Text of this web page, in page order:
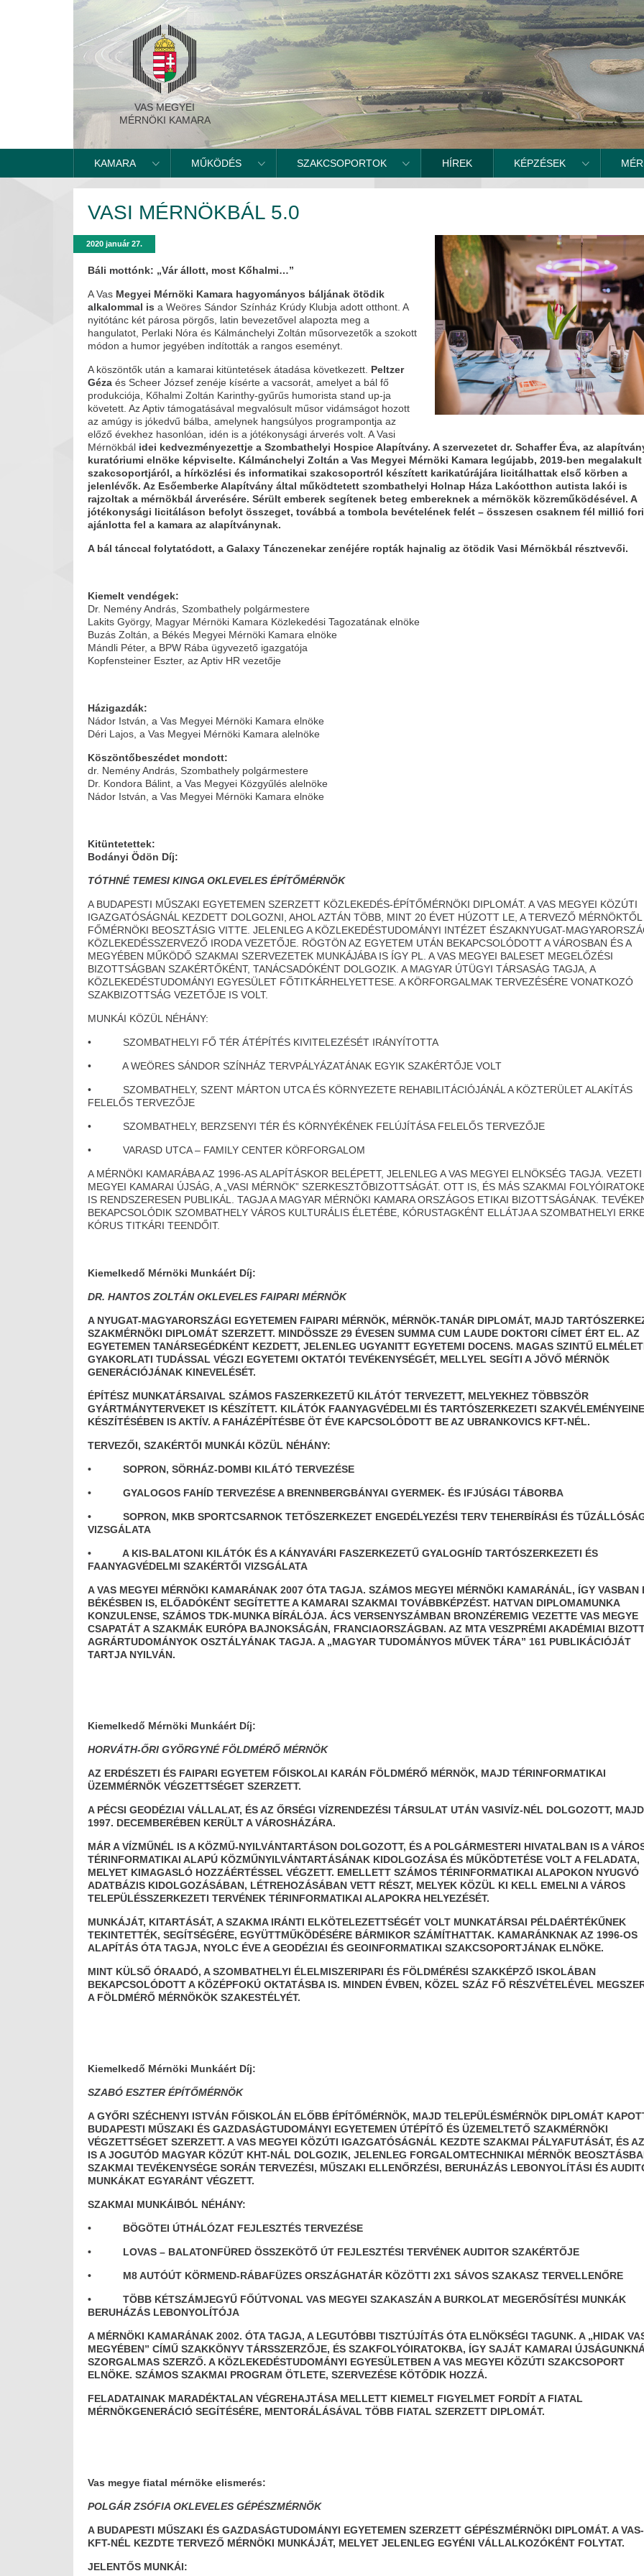
VAS MEGYEI
MÉRNÖKI KAMARA
KAMARA MŰKÖDÉS SZAKCSOPORTOK HÍREK KÉPZÉSEK
VASI MÉRNÖKBÁL 5.0
2020 január 27.
Báli mottónk: „Vár állott, most Kőhalmi…”
A Vas Megyei Mérnöki Kamara hagyományos báljának ötödik
alkalommal is a Weöres Sándor Színház Krúdy Klubja adott otthont. A
nyitótánc két párosa pörgős, latin bevezetővel alapozta meg a
hangulatot, Perlaki Nóra és Kálmánchelyi Zoltán műsorvezetők a szokott
módon a humor jegyében indították a rangos eseményt.
A köszöntők után a kamarai kitüntetések átadása következett. Peltzer
Géza és Scheer József zenéje kísérte a vacsorát, amelyet a bál fő
produkciója, Kőhalmi Zoltán Karinthy-gyűrűs humorista stand up-ja
követett. Az Aptiv támogatásával megvalósult műsor vidámságot hozott
az amúgy is jókedvű bálba, amelynek hangsúlyos programpontja az
előző évekhez hasonlóan, idén is a jótékonysági árverés volt. A Vasi
Mérnökbál idei kedvezményezettje a Szombathelyi Hospice Alapítvány. A szervezetet dr. Schaffer Éva, az
kuratóriumi elnöke képviselte. Kálmánchelyi Zoltán a Vas Megyei Mérnöki Kamara legújabb, 2019-ben megalakult
szakcsoportjáról, a hírközlési és informatikai szakcsoportról készített karikatúrájára licitálhattak első körben a
jelenlévők. Az Esőemberke Alapítvány által működtetett szombathelyi Holnap Háza Lakóotthon autista lakói is
rajzoltak a mérnökbál árverésére. Sérült emberek segítenek beteg embereknek a mérnökök közreműködésével. A
jótékonysági licitáláson befolyt összeget, továbbá a tombola bevételének felét – összesen csaknem fél millió
ajánlotta fel a kamara az alapítványnak.
A bál tánccal folytatódott, a Galaxy Tánczenekar zenéjére ropták hajnalig az ötödik Vasi Mérnökbál résztvevői.
Kiemelt vendégek:
Dr. Nemény András, Szombathely polgármestere
Lakits György, Magyar Mérnöki Kamara Közlekedési Tagozatának elnöke
Buzás Zoltán, a Békés Megyei Mérnöki Kamara elnöke
Mándli Péter, a BPW Rába ügyvezető igazgatója
Kopfensteiner Eszter, az Aptiv HR vezetője
Házigazdák:
Nádor István, a Vas Megyei Mérnöki Kamara elnöke
Déri Lajos, a Vas Megyei Mérnöki Kamara alelnöke
Köszöntőbeszédet mondott:
dr. Nemény András, Szombathely polgármestere
Dr. Kondora Bálint, a Vas Megyei Közgyűlés alelnöke
Nádor István, a Vas Megyei Mérnöki Kamara elnöke
Kitüntetettek:
Bodányi Ödön Díj:
TÓTHNÉ TEMESI KINGA OKLEVELES ÉPÍTŐMÉRNÖK
A BUDAPESTI MŰSZAKI EGYETEMEN SZERZETT KÖZLEKEDÉS-ÉPÍTŐMÉRNÖKI DIPLOMÁT. A VAS MEGYEI KÖZÚTI
IGAZGATÓSÁGNÁL KEZDETT DOLGOZNI, AHOL AZTÁN TÖBB, MINT 20 ÉVET HÚZOTT LE, A TERVEZŐ MÉRNÖKTŐL
FŐMÉRNÖKI BEOSZTÁSIG VITTE. JELENLEG A KÖZLEKEDÉSTUDOMÁNYI INTÉZET ÉSZAKNYUGAT-
KÖZLEKEDÉSSZERVEZŐ IRODA VEZETŐJE. RÖGTÖN AZ EGYETEM UTÁN BEKAPCSOLÓDOTT A VÁROSBAN ÉS A
MEGYÉBEN MŰKÖDŐ SZAKMAI SZERVEZETEK MUNKÁJÁBA IS ÍGY PL. A VAS MEGYEI BALESET MEGELŐZÉSI
BIZOTTSÁGBAN SZAKÉRTŐKÉNT, TANÁCSADÓKÉNT DOLGOZIK. A MAGYAR ÚTÜGYI TÁRSASÁG TAGJA, A
KÖZLEKEDÉSTUDOMÁNYI EGYESÜLET FŐTITKÁRHELYETTESE. A KÖRFORGALMAK TERVEZÉSÉRE VONATKOZÓ
SZAKBIZOTTSÁG VEZETŐJE IS VOLT.
MUNKÁI KÖZÜL NÉHÁNY:
• SZOMBATHELYI FŐ TÉR ÁTÉPÍTÉS KIVITELEZÉSÉT IRÁNYÍTOTTA
• A WEÖRES SÁNDOR SZÍNHÁZ TERVPÁLYÁZATÁNAK EGYIK SZAKÉRTŐJE VOLT
• SZOMBATHELY, SZENT MÁRTON UTCA ÉS KÖRNYEZETE REHABILITÁCIÓJÁNÁL A KÖZTERÜLET ALAKÍTÁS
FELELŐS TERVEZŐJE
• SZOMBATHELY, BERZSENYI TÉR ÉS KÖRNYÉKÉNEK FELÚJÍTÁSA FELELŐS TERVEZŐJE
• VARASD UTCA – FAMILY CENTER KÖRFORGALOM
A MÉRNÖKI KAMARÁBA AZ 1996-AS ALAPÍTÁSKOR BELÉPETT, JELENLEG A VAS MEGYEI ELNÖKSÉG TAGJA. VEZETI
MEGYEI KAMARAI ÚJSÁG, A „VASI MÉRNÖK” SZERKESZTŐBIZOTTSÁGÁT. OTT IS, ÉS MÁS SZAKMAI
IS RENDSZERESEN PUBLIKÁL. TAGJA A MAGYAR MÉRNÖKI KAMARA ORSZÁGOS ETIKAI BIZOTTSÁGÁNAK.
BEKAPCSOLÓDIK SZOMBATHELY VÁROS KULTURÁLIS ÉLETÉBE, KÓRUSTAGKÉNT ELLÁTJA A SZOMBATHELYI
KÓRUS TITKÁRI TEENDŐIT.
Kiemelkedő Mérnöki Munkáért Díj:
DR. HANTOS ZOLTÁN OKLEVELES FAIPARI MÉRNÖK
A NYUGAT-MAGYARORSZÁGI EGYETEMEN FAIPARI MÉRNÖK, MÉRNÖK-TANÁR DIPLOMÁT, MAJD
SZAKMÉRNÖKI DIPLOMÁT SZERZETT. MINDÖSSZE 29 ÉVESEN SUMMA CUM LAUDE DOKTORI CÍMET ÉRT EL. AZ
EGYETEMEN TANÁRSEGÉDKÉNT KEZDETT, JELENLEG UGYANITT EGYETEMI DOCENS. MAGAS SZINTŰ
GYAKORLATI TUDÁSSAL VÉGZI EGYETEMI OKTATÓI TEVÉKENYSÉGÉT, MELLYEL SEGÍTI A JÖVŐ MÉRNÖK
GENERÁCIÓJÁNAK KINEVELÉSÉT.
ÉPÍTÉSZ MUNKATÁRSAIVAL SZÁMOS FASZERKEZETŰ KILÁTÓT TERVEZETT, MELYEKHEZ TÖBBSZÖR
GYÁRTMÁNYTERVEKET IS KÉSZÍTETT. KILÁTÓK FAANYAGVÉDELMI ÉS TARTÓSZERKEZETI
KÉSZÍTÉSÉBEN IS AKTÍV. A FAHÁZÉPÍTÉSBE ÖT ÉVE KAPCSOLÓDOTT BE AZ UBRANKOVICS KFT-NÉL.
TERVEZŐI, SZAKÉRTŐI MUNKÁI KÖZÜL NÉHÁNY:
• SOPRON, SÖRHÁZ-DOMBI KILÁTÓ TERVEZÉSE
• GYALOGOS FAHÍD TERVEZÉSE A BRENNBERGBÁNYAI GYERMEK- ÉS IFJÚSÁGI TÁBORBA
• SOPRON, MKB SPORTCSARNOK TETŐSZERKEZET ENGEDÉLYEZÉSI TERV TEHERBÍRÁSI ÉS
VIZSGÁLATA
• A KIS-BALATONI KILÁTÓK ÉS A KÁNYAVÁRI FASZERKEZETŰ GYALOGHÍD TARTÓSZERKEZETI ÉS
FAANYAGVÉDELMI SZAKÉRTŐI VIZSGÁLATA
A VAS MEGYEI MÉRNÖKI KAMARÁNAK 2007 ÓTA TAGJA. SZÁMOS MEGYEI MÉRNÖKI KAMARÁNÁL, ÍGY VASBAN
BÉKÉSBEN IS, ELŐADÓKÉNT SEGÍTETTE A KAMARAI SZAKMAI TOVÁBBKÉPZÉST. HATVAN DIPLOMAMUNKA
KONZULENSE, SZÁMOS TDK-MUNKA BÍRÁLÓJA. ÁCS VERSENYSZÁMBAN BRONZÉREMIG VEZETTE VAS MEGYE
CSAPATÁT A SZAKMÁK EURÓPA BAJNOKSÁGÁN, FRANCIAORSZÁGBAN. AZ MTA VESZPRÉMI AKADÉMIAI
AGRÁRTUDOMÁNYOK OSZTÁLYÁNAK TAGJA. A „MAGYAR TUDOMÁNYOS MŰVEK TÁRA” 161 PUBLIKÁCIÓJÁT
TARTJA NYILVÁN.
Kiemelkedő Mérnöki Munkáért Díj:
HORVÁTH-ŐRI GYÖRGYNÉ FÖLDMÉRŐ MÉRNÖK
AZ ERDÉSZETI ÉS FAIPARI EGYETEM FŐISKOLAI KARÁN FÖLDMÉRŐ MÉRNÖK, MAJD TÉRINFORMATIKAI
ÜZEMMÉRNÖK VÉGZETTSÉGET SZERZETT.
A PÉCSI GEODÉZIAI VÁLLALAT, ÉS AZ ŐRSÉGI VÍZRENDEZÉSI TÁRSULAT UTÁN VASIVÍZ-NÉL DOLGOZOTT, MAJD
1997. DECEMBERÉBEN KERÜLT A VÁROSHÁZÁRA.
MÁR A VÍZMŰNÉL IS A KÖZMŰ-NYILVÁNTARTÁSON DOLGOZOTT, ÉS A POLGÁRMESTERI HIVATALBAN IS A
TÉRINFORMATIKAI ALAPÚ KÖZMŰNYILVÁNTARTÁSÁNAK KIDOLGOZÁSA ÉS MŰKÖDTETÉSE VOLT A FELADATA,
MELYET KIMAGASLÓ HOZZÁÉRTÉSSEL VÉGZETT. EMELLETT SZÁMOS TÉRINFORMATIKAI ALAPOKON NYUGVÓ
ADATBÁZIS KIDOLGOZÁSÁBAN, LÉTREHOZÁSÁBAN VETT RÉSZT, MELYEK KÖZÜL KI KELL EMELNI A VÁROS
TELEPÜLÉSSZERKEZETI TERVÉNEK TÉRINFORMATIKAI ALAPOKRA HELYEZÉSÉT.
MUNKÁJÁT, KITARTÁSÁT, A SZAKMA IRÁNTI ELKÖTELEZETTSÉGÉT VOLT MUNKATÁRSAI PÉLDAÉRTÉKŰNEK
TEKINTETTÉK, SEGÍTSÉGÉRE, EGYÜTTMŰKÖDÉSÉRE BÁRMIKOR SZÁMÍTHATTAK. KAMARÁNKNAK AZ 1996-OS
ALAPÍTÁS ÓTA TAGJA, NYOLC ÉVE A GEODÉZIAI ÉS GEOINFORMATIKAI SZAKCSOPORTJÁNAK ELNÖKE.
MINT KÜLSŐ ÓRAADÓ, A SZOMBATHELYI ÉLELMISZERIPARI ÉS FÖLDMÉRÉSI SZAKKÉPZŐ ISKOLÁBAN
BEKAPCSOLÓDOTT A KÖZÉPFOKÚ OKTATÁSBA IS. MINDEN ÉVBEN, KÖZEL SZÁZ FŐ RÉSZVÉTELÉVEL
A FÖLDMÉRŐ MÉRNÖKÖK SZAKESTÉLYÉT.
Kiemelkedő Mérnöki Munkáért Díj:
SZABÓ ESZTER ÉPÍTŐMÉRNÖK
A GYŐRI SZÉCHENYI ISTVÁN FŐISKOLÁN ELŐBB ÉPÍTŐMÉRNÖK, MAJD TELEPÜLÉSMÉRNÖK DIPLOMÁT
BUDAPESTI MŰSZAKI ÉS GAZDASÁGTUDOMÁNYI EGYETEMEN ÚTÉPÍTŐ ÉS ÜZEMELTETŐ SZAKMÉRNÖKI
VÉGZETTSÉGET SZERZETT. A VAS MEGYEI KÖZÚTI IGAZGATÓSÁGNÁL KEZDTE SZAKMAI PÁLYAFUTÁSÁT, ÉS
IS A JOGUTÓD MAGYAR KÖZÚT KHT-NÁL DOLGOZIK, JELENLEG FORGALOMTECHNIKAI MÉRNÖK
SZAKMAI TEVÉKENYSÉGE SORÁN TERVEZÉSI, MŰSZAKI ELLENŐRZÉSI, BERUHÁZÁS LEBONYOLÍTÁSI ÉS
MUNKÁKAT EGYARÁNT VÉGZETT.
SZAKMAI MUNKÁIBÓL NÉHÁNY:
• BÖGÖTEI ÚTHÁLÓZAT FEJLESZTÉS TERVEZÉSE
• LOVAS – BALATONFÜRED ÖSSZEKÖTŐ ÚT FEJLESZTÉSI TERVÉNEK AUDITOR SZAKÉRTŐJE
• M8 AUTÓÚT KÖRMEND-RÁBAFÜZES ORSZÁGHATÁR KÖZÖTTI 2X1 SÁVOS SZAKASZ TERVELLENŐRE
• TÖBB KÉTSZÁMJEGYŰ FŐÚTVONAL VAS MEGYEI SZAKASZÁN A BURKOLAT MEGERŐSÍTÉSI MUNKÁK
BERUHÁZÁS LEBONYOLÍTÓJA
A MÉRNÖKI KAMARÁNAK 2002. ÓTA TAGJA, A LEGUTÓBBI TISZTÚJÍTÁS ÓTA ELNÖKSÉGI TAGUNK. A „HIDAK
MEGYÉBEN” CÍMŰ SZAKKÖNYV TÁRSSZERZŐJE, ÉS SZAKFOLYÓIRATOKBA, ÍGY SAJÁT KAMARAI
SZORGALMAS SZERZŐ. A KÖZLEKEDÉSTUDOMÁNYI EGYESÜLETBEN A VAS MEGYEI KÖZÚTI SZAKCSOPORT
ELNÖKE. SZÁMOS SZAKMAI PROGRAM ÖTLETE, SZERVEZÉSE KÖTŐDIK HOZZÁ.
FELADATAINAK MARADÉKTALAN VÉGREHAJTÁSA MELLETT KIEMELT FIGYELMET FORDÍT A FIATAL
MÉRNÖKGENERÁCIÓ SEGÍTÉSÉRE, MENTORÁLÁSÁVAL TÖBB FIATAL SZERZETT DIPLOMÁT.
Vas megye fiatal mérnöke elismerés:
POLGÁR ZSÓFIA OKLEVELES GÉPÉSZMÉRNÖK
A BUDAPESTI MŰSZAKI ÉS GAZDASÁGTUDOMÁNYI EGYETEMEN SZERZETT GÉPÉSZMÉRNÖKI DIPLOMÁT. A
KFT-NÉL KEZDTE TERVEZŐ MÉRNÖKI MUNKÁJÁT, MELYET JELENLEG EGYÉNI VÁLLALKOZÓKÉNT FOLYTAT.
JELENTŐS MUNKÁI: